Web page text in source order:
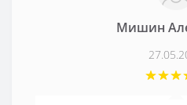
Мишин